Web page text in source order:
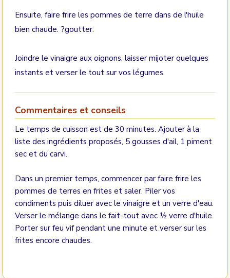
Ensuite, faire frire les pommes de terre dans de l'huile
bien chaude. ?goutter.
Joindre le vinaigre aux oignons, laisser mijoter quelques
instants et verser le tout sur vos légumes.
Commentaires et conseils
Le temps de cuisson est de 30 minutes. Ajouter à la
liste des ingrédients proposés, 5 gousses d'ail, 1 piment
sec et du carvi.
Dans un premier temps, commencer par faire frire les
pommes de terres en frites et saler. Piler vos
condiments puis diluer avec le vinaigre et un verre d'eau.
Verser le mélange dans le fait-tout avec ½ verre d'huile.
Porter sur feu vif pendant une minute et verser sur les
frites encore chaudes.